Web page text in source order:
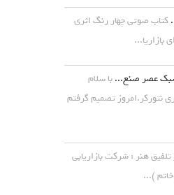
کتاب صوتی چهار رنگ اثری
بازاریا...
سبک عصر صنع...با سلام
نتورکر.امروز تصمیم گرفتم
هنر : شرکت بازاریابی
)...